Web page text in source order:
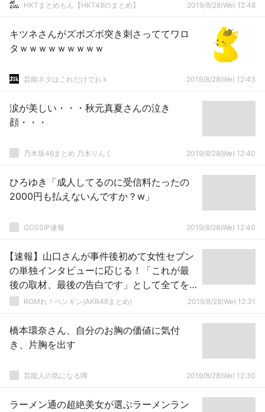
HKTまとめもん【HKT48のまとめ】 2019/8/28(We) 12:48
キツネさんがズボズボ突き刺さっててワロ
タｗｗｗｗｗｗｗｗｗ
芸能ネタはこれだけでおｋ 2019/8/28(We) 12:43
涙が美しい・・・秋元真夏さんの泣き
顔・・・
乃木坂46まとめ 乃木りんく 2019/8/28(We) 12:40
ひろゆき「成人してるのに受信料たったの
2000円も払えないんですか？w」
GOSSIP速報 2019/8/28(We) 12:40
【速報】山口さんが事件後初めて女性セブン
の単独インタビューに応じる！「これが最
後の取材、最後の告白です」として全てを
語った模様
ROMれ！ペンギン(AKB48まとめ) 2019/8/28(We) 12:31
橋本環奈さん、自分のお胸の価値に気付
き、片胸を出す
芸能人の気になる噂 2019/8/28(We) 12:30
ラーメン通の超絶美女が選ぶラーメンラン